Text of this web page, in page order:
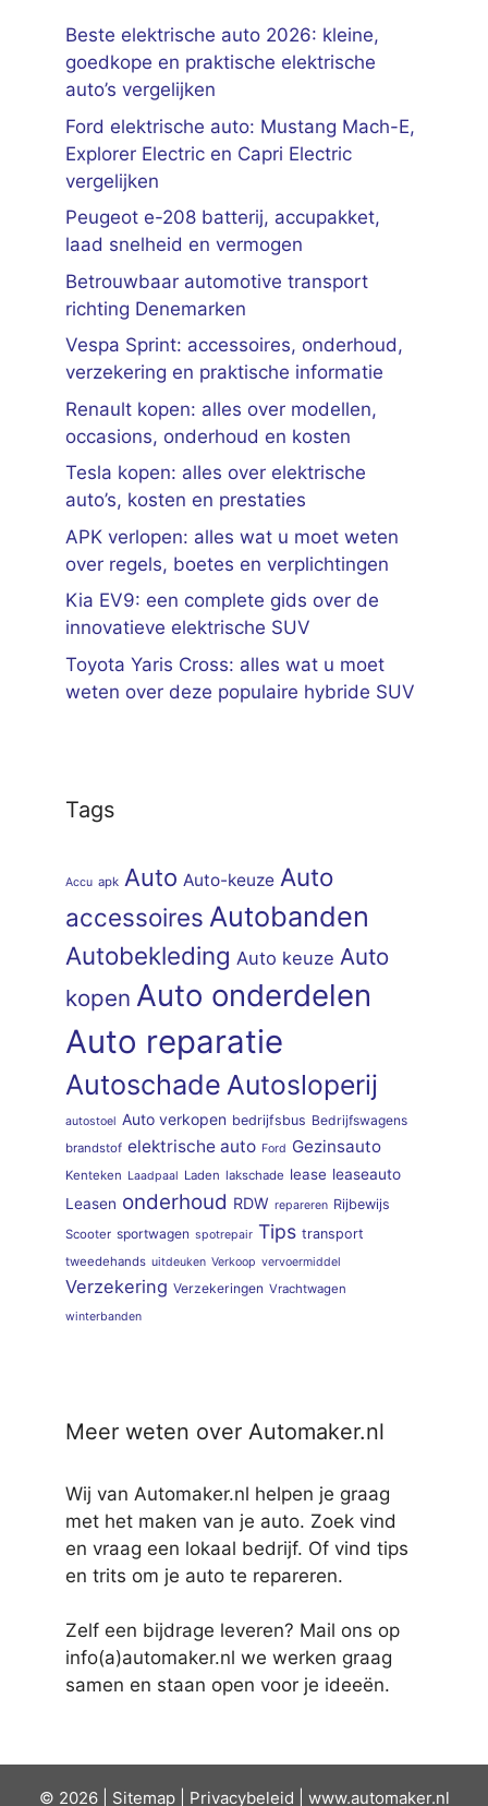
Beste elektrische auto 2026: kleine,
goedkope en praktische elektrische
auto’s vergelijken
Ford elektrische auto: Mustang Mach-E,
Explorer Electric en Capri Electric
vergelijken
Peugeot e-208 batterij, accupakket,
laad snelheid en vermogen
Betrouwbaar automotive transport
richting Denemarken
Vespa Sprint: accessoires, onderhoud,
verzekering en praktische informatie
Renault kopen: alles over modellen,
occasions, onderhoud en kosten
Tesla kopen: alles over elektrische
auto’s, kosten en prestaties
APK verlopen: alles wat u moet weten
over regels, boetes en verplichtingen
Kia EV9: een complete gids over de
innovatieve elektrische SUV
Toyota Yaris Cross: alles wat u moet
weten over deze populaire hybride SUV
Tags
Accu apk Auto Auto-keuze Auto
accessoires Autobanden
Autobekleding Auto keuze Auto
kopen Auto onderdelen
Auto reparatie
Autoschade Autosloperij
autostoel Auto verkopen bedrijfsbus Bedrijfswagens
brandstof elektrische auto Ford Gezinsauto
Kenteken Laadpaal Laden lakschade lease leaseauto
Leasen onderhoud RDW repareren Rijbewijs
Scooter sportwagen spotrepair Tips transport
tweedehands uitdeuken Verkoop vervoermiddel
Verzekering Verzekeringen Vrachtwagen
winterbanden
Meer weten over Automaker.nl
Wij van Automaker.nl helpen je graag
met het maken van je auto. Zoek vind
en vraag een lokaal bedrijf. Of vind tips
en trits om je auto te repareren.
Zelf een bijdrage leveren? Mail ons op
info(a)automaker.nl we werken graag
samen en staan open voor je ideeën.
© 2026 | Sitemap| Privacybeleid www.automaker.nl